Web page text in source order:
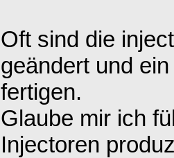
Oft sind die
geändert und
fertigen.
Glaube mir ich
Injectoren